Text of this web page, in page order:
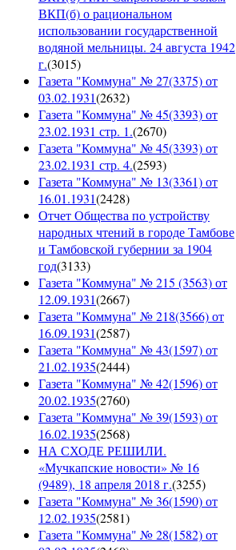
ВКП(б) о рациональном
использовании государственной
водяной мельницы. 24 августа 1942
г.(3015)
Газета "Коммуна" № 27(3375) от
03.02.1931(2632)
Газета "Коммуна" № 45(3393) от
23.02.1931 стр. 1.(2670)
Газета "Коммуна" № 45(3393) от
23.02.1931 стр. 4.(2593)
Газета "Коммуна" № 13(3361) от
16.01.1931(2428)
Отчет Общества по устройству
народных чтений в городе Тамбове
и Тамбовской губернии за 1904
год(3133)
Газета "Коммуна" № 215 (3563) от
12.09.1931(2667)
Газета "Коммуна" № 218(3566) от
16.09.1931(2587)
Газета "Коммуна" № 43(1597) от
21.02.1935(2444)
Газета "Коммуна" № 42(1596) от
20.02.1935(2760)
Газета "Коммуна" № 39(1593) от
16.02.1935(2568)
НА СХОДЕ РЕШИЛИ.
«Мучкапские новости» № 16
(9489), 18 апреля 2018 г.(3255)
Газета "Коммуна" № 36(1590) от
12.02.1935(2581)
Газета "Коммуна" № 28(1582) от